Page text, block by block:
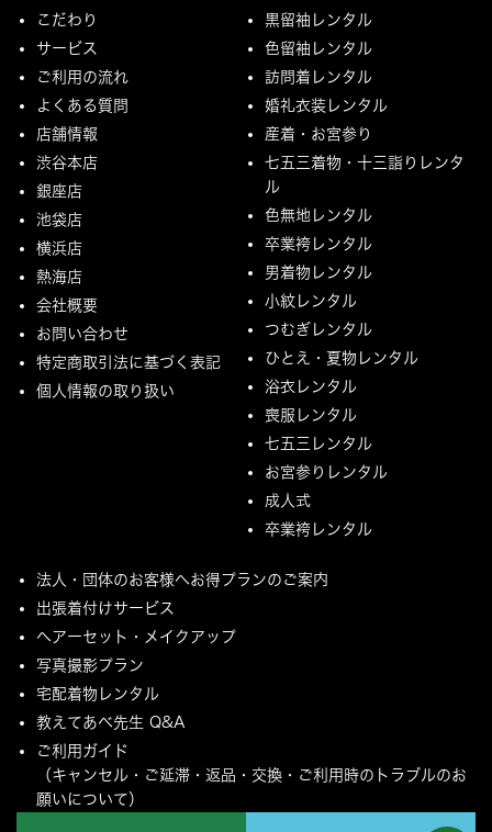
こだわり
サービス
ご利用の流れ
よくある質問
店舗情報
渋谷本店
銀座店
池袋店
横浜店
熱海店
会社概要
お問い合わせ
特定商取引法に基づく表記
個人情報の取り扱い
黒留袖レンタル
色留袖レンタル
訪問着レンタル
婚礼衣装レンタル
産着・お宮参り
七五三着物・十三詣りレンタ
ル
色無地レンタル
卒業袴レンタル
男着物レンタル
小紋レンタル
つむぎレンタル
ひとえ・夏物レンタル
浴衣レンタル
喪服レンタル
七五三レンタル
お宮参りレンタル
成人式
卒業袴レンタル
法人・団体のお客様へお得プランのご案内
出張着付けサービス
ヘアーセット・メイクアップ
写真撮影プラン
宅配着物レンタル
教えてあべ先生 Q&A
ご利用ガイド
（キャンセル・ご延滞・返品・交換・ご利用時のトラブルのお
願いについて）